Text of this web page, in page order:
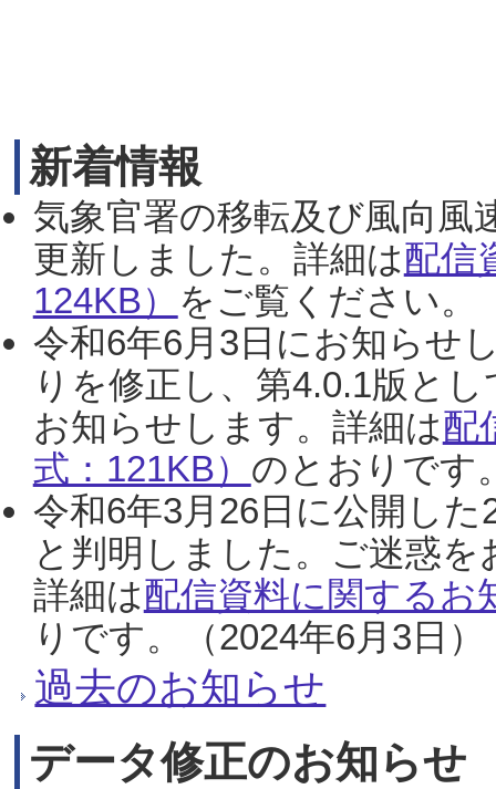
新着情報
気象官署の移転及び風向風
更新しました。詳細は配信
124KB） をご覧ください。
令和6年6月3日にお知らせ
りを修正し、第4.0.1版と
お知らせします。詳細は配
式：121KB） のとおりです
令和6年3月26日に公開し
と判明しました。ご迷惑
詳細は配信資料に関するお
りです。（2024年6月3日）
過去のお知らせ
データ修正のお知らせ